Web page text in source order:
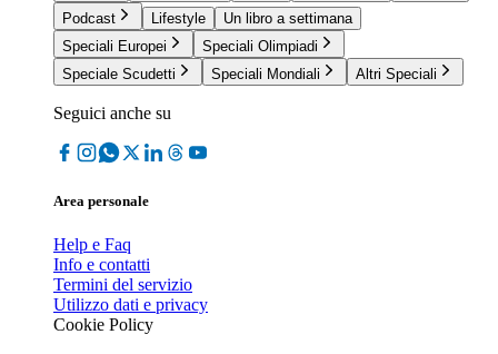
Podcast
Lifestyle
Un libro a settimana
Speciali Europei
Speciali Olimpiadi
Speciale Scudetti
Speciali Mondiali Altri Speciali
Seguici anche su
Area personale
Help e Faq
Info e contatti
Termini del servizio
Utilizzo dati e privacy
Cookie Policy